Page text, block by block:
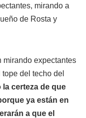
mirando a
de Rosta y
mirando expectantes
del techo del
la certeza de que
ya están en
a que el